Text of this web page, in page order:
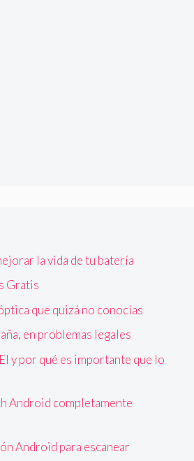
la vida de tu batería
Gratis
que quizá no conocías
en problemas legales
y por qué es importante que lo
Android completamente
Android para escanear